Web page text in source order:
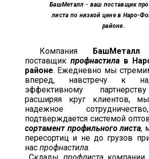
БашМеталл - ваш поставщик
листа по низкой цене в Наро-
районе.
Компания БашМеталл
поставщик профнастила в
районе. Ежедневно мы
вперед, навстречу к
эффективному
расширяя круг клиентов,
надежное
подтверждается системой
сортамент профильного листа,
пересортиц и не до грузов
нас профнастила.
Склады профлистакомпании